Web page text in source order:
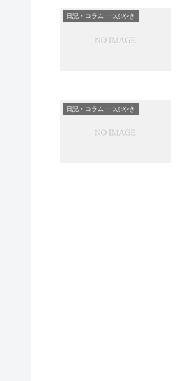
日記・コラム・つぶやき
日記・コラム・つぶやき